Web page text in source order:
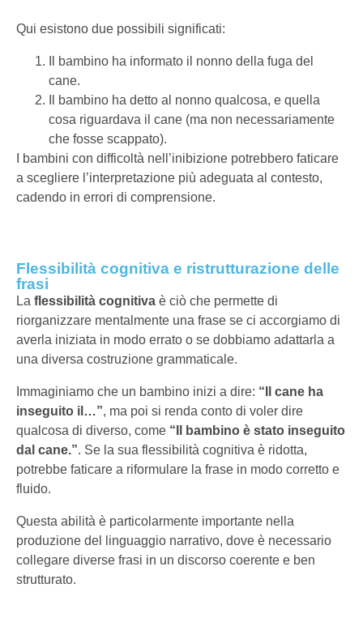
Qui esistono due possibili significati:
Il bambino ha informato il nonno della fuga del
cane.
Il bambino ha detto al nonno qualcosa, e quella
cosa riguardava il cane (ma non necessariamente
che fosse scappato).
I bambini con difficoltà nell’inibizione potrebbero faticare
a scegliere l’interpretazione più adeguata al contesto,
cadendo in errori di comprensione.
Flessibilità cognitiva e ristrutturazione delle
frasi
La flessibilità cognitiva è ciò che permette di
riorganizzare mentalmente una frase se ci accorgiamo di
averla iniziata in modo errato o se dobbiamo adattarla a
una diversa costruzione grammaticale.
Immaginiamo che un bambino inizi a dire: “Il cane ha
inseguito il…”, ma poi si renda conto di voler dire
qualcosa di diverso, come “Il bambino è stato inseguito
dal cane.”. Se la sua flessibilità cognitiva è ridotta,
potrebbe faticare a riformulare la frase in modo corretto e
fluido.
Questa abilità è particolarmente importante nella
produzione del linguaggio narrativo, dove è necessario
collegare diverse frasi in un discorso coerente e ben
strutturato.